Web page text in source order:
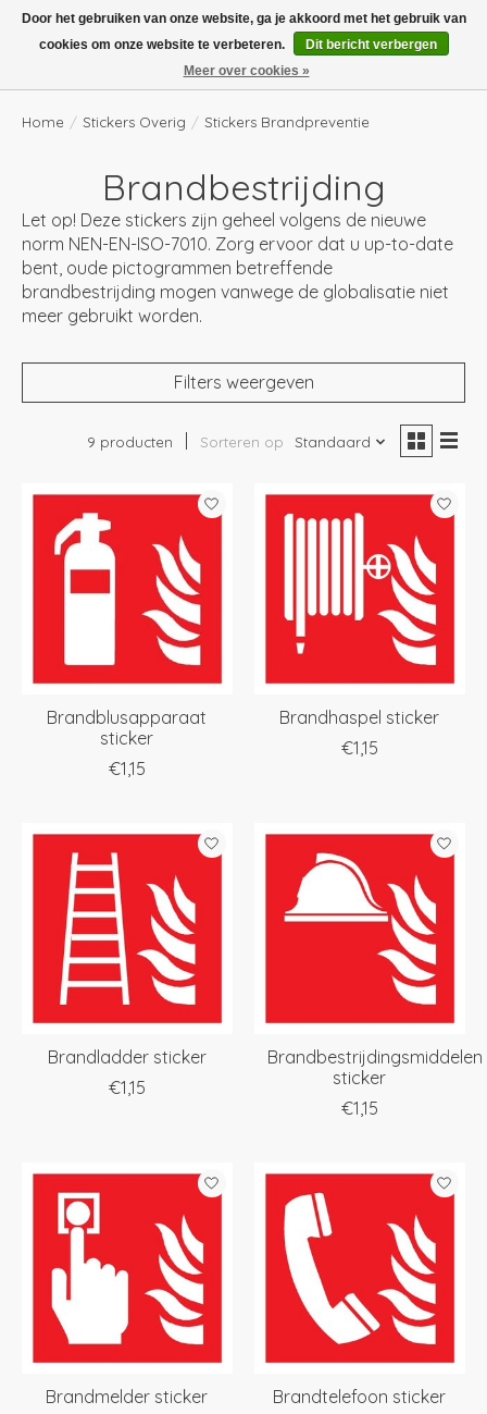
Boven de €100,- gratis verzending! Vóór 14.00 besteld, volgende dag in huis!
Verlanglijst
Home / Stickers Overig / Stickers Brandpreventie
Brandbestrijding
Let op! Deze stickers zijn geheel volgens de nieuwe
norm NEN-EN-ISO-7010. Zorg ervoor dat u up-to-date
bent, oude pictogrammen betreffende
brandbestrijding mogen vanwege de globalisatie niet
meer gebruikt worden.
Filters weergeven
9 producten Sorteren op Standaard
Brandblusapparaat
sticker
€1,15
Brandhaspel sticker
€1,15
Brandladder sticker
€1,15
Brandbestrijdingsmiddelen
sticker
€1,15
Brandmelder sticker
Brandtelefoon sticker
Door het gebruiken van onze website, ga je akkoord met het gebruik van
cookies om onze website te verbeteren.
Dit bericht verbergen
Meer over cookies »